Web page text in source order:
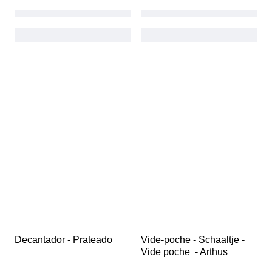
Decantador - Prateado
Vide-poche - Schaaltje -
Vide poche  - Arthus